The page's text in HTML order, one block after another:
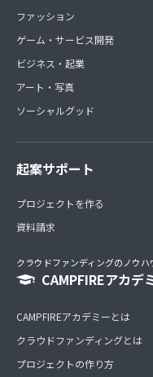
ファッション
ゲーム・サービス開発
ビジネス・起業
アート・写真
ソーシャルグッド
起案サポート
プロジェクトを作る
資料請求
クラウドファンディングのノウハ
CAMPFIREアカデ
CAMPFIREアカデミーとは
クラウドファンディングとは
プロジェクトの作り方